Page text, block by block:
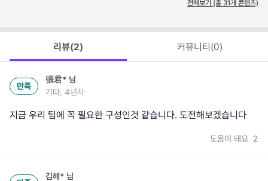
전체보기 (총 31개 콘텐츠)
리뷰(2) 커뮤니티(0)
만족
張君* 님
기타, 4년차
지금 우리 팀에 꼭 필요한 구성인것 같습니다. 도전해보겠습니다
도움이 돼요 2
김해* 님